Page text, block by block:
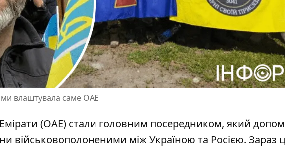
влаштувала саме ОАЕ
(ОАЕ) стали головним посередником, який
військовополоненими між Україною та Росією. Зараз